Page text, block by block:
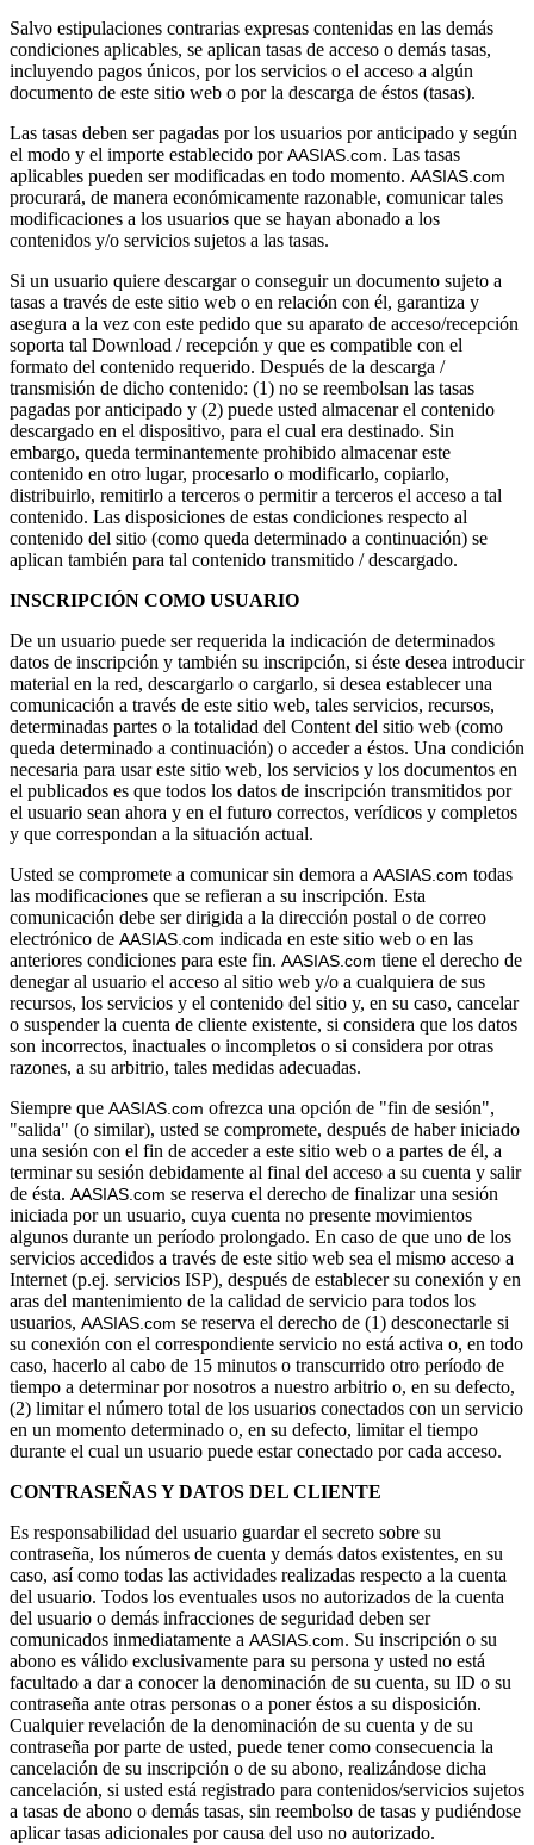
Salvo estipulaciones contrarias expresas contenidas en las demás
condiciones aplicables, se aplican tasas de acceso o demás tasas,
incluyendo pagos únicos, por los servicios o el acceso a algún
documento de este sitio web o por la descarga de éstos (tasas).
Las tasas deben ser pagadas por los usuarios por anticipado y según
el modo y el importe establecido porAASIAS.com. Las tasas
aplicables pueden ser modificadas en todo momento.
procurará, de manera económicamente razonable, comunicar tales
modificaciones a los usuarios que se hayan abonado a los
contenidos y/o servicios sujetos a las tasas.
Si un usuario quiere descargar o conseguir un documento sujeto a
tasas a través de este sitio web o en relación con él, garantiza y
asegura a la vez con este pedido que su aparato de acceso/recepción
soporta tal Download / recepción y que es compatible con el
formato del contenido requerido. Después de la descarga /
transmisión de dicho contenido: (1) no se reembolsan las tasas
pagadas por anticipado y (2) puede usted almacenar el contenido
descargado en el dispositivo, para el cual era destinado. Sin
embargo, queda terminantemente prohibido almacenar este
contenido en otro lugar, procesarlo o modificarlo, copiarlo,
distribuirlo, remitirlo a terceros o permitir a terceros el acceso a tal
contenido. Las disposiciones de estas condiciones respecto al
contenido del sitio (como queda determinado a continuación) se
aplican también para tal contenido transmitido / descargado.
INSCRIPCIÓN COMO USUARIO
De un usuario puede ser requerida la indicación de determinados
datos de inscripción y también su inscripción, si éste desea introducir
material en la red, descargarlo o cargarlo, si desea establecer una
comunicación a través de este sitio web, tales servicios, recursos,
determinadas partes o la totalidad del Content del sitio web (como
queda determinado a continuación) o acceder a éstos. Una condición
necesaria para usar este sitio web, los servicios y los documentos en
el publicados es que todos los datos de inscripción transmitidos por
el usuario sean ahora y en el futuro correctos, verídicos y completos
y que correspondan a la situación actual.
Usted se compromete a comunicar sin demora a AASIAS.com todas
las modificaciones que se refieran a su inscripción. Esta
comunicación debe ser dirigida a la dirección postal o de correo
electrónico de AASIAS.com indicada en este sitio web o en las
anteriores condiciones para este fin. AASIAS.com tiene el derecho de
denegar al usuario el acceso al sitio web y/o a cualquiera de sus
recursos, los servicios y el contenido del sitio y, en su caso, cancelar
o suspender la cuenta de cliente existente, si considera que los datos
son incorrectos, inactuales o incompletos o si considera por otras
razones, a su arbitrio, tales medidas adecuadas.
Siempre que AASIAS.com ofrezca una opción de "fin de sesión",
"salida" (o similar), usted se compromete, después de haber iniciado
una sesión con el fin de acceder a este sitio web o a partes de él, a
terminar su sesión debidamente al final del acceso a su cuenta y salir
de ésta. AASIAS.com se reserva el derecho de finalizar una sesión
iniciada por un usuario, cuya cuenta no presente movimientos
algunos durante un período prolongado. En caso de que uno de los
servicios accedidos a través de este sitio web sea el mismo acceso a
Internet (p.ej. servicios ISP), después de establecer su conexión y en
aras del mantenimiento de la calidad de servicio para todos los
usuarios, AASIAS.com se reserva el derecho de (1) desconectarle si
su conexión con el correspondiente servicio no está activa o, en todo
caso, hacerlo al cabo de 15 minutos o transcurrido otro período de
tiempo a determinar por nosotros a nuestro arbitrio o, en su defecto,
(2) limitar el número total de los usuarios conectados con un servicio
en un momento determinado o, en su defecto, limitar el tiempo
durante el cual un usuario puede estar conectado por cada acceso.
CONTRASEÑAS Y DATOS DEL CLIENTE
Es responsabilidad del usuario guardar el secreto sobre su
contraseña, los números de cuenta y demás datos existentes, en su
caso, así como todas las actividades realizadas respecto a la cuenta
del usuario. Todos los eventuales usos no autorizados de la cuenta
del usuario o demás infracciones de seguridad deben ser
comunicados inmediatamente a AASIAS.com. Su inscripción o su
abono es válido exclusivamente para su persona y usted no está
facultado a dar a conocer la denominación de su cuenta, su ID o su
contraseña ante otras personas o a poner éstos a su disposición.
Cualquier revelación de la denominación de su cuenta y de su
contraseña por parte de usted, puede tener como consecuencia la
cancelación de su inscripción o de su abono, realizándose dicha
cancelación, si usted está registrado para contenidos/servicios sujetos
a tasas de abono o demás tasas, sin reembolso de tasas y pudiéndose
aplicar tasas adicionales por causa del uso no autorizado.